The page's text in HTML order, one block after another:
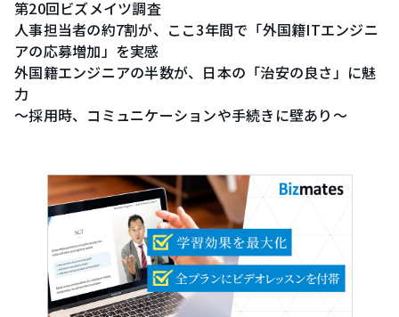
第20回ビズメイツ調査
人事担当者の約7割が、ここ3年間で「外国籍ITエンジニ
アの応募増加」を実感
外国籍エンジニアの半数が、日本の「治安の良さ」に魅
力
〜採用時、コミュニケーションや手続きに壁あり〜